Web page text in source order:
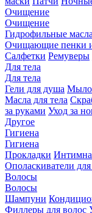
Очищение
Очищение
Гидрофильные масла
Очищающие пенки
Салфетки Ремуверы
Для тела
Для тела
Гели для душа Мыло
Масла для тела
за руками Уход за
Другое
Гигиена
Гигиена
Прокладки
Ополаскиватели для
Волосы
Волосы
Шампуни
Филлеры для волос